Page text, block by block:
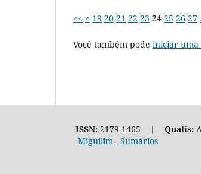
<< < 19 20 21 22 23 24 25 26 27
Você também pode iniciar uma
ISSN: 2179-1465 | Qualis:
- Miguilim - Sumários